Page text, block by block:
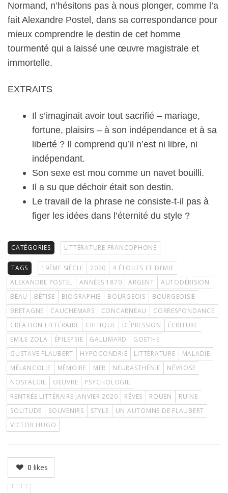
Normand, n’hésitons pas à nous plonger, comme l’a
fait Alexandre Postel, dans sa correspondance pour
mieux comprendre le destin de cet homme
tourmenté qui a laissé une œuvre magistrale et
immortelle.
EXTRAITS
Il s’imaginait avoir tout sacrifié – mariage,
fortune, plaisirs – à son indépendance et à sa
liberté ? Il comprend qu’il n’est ni libre, ni
indépendant.
Son sexe est mou comme un navet bouilli.
Il a su que déchoir était son destin.
Le travail de la phrase ne consiste-t-il pas à
figer les idées dans l’éternité du style ?
CATÉGORIES LITTÉRATURE FRANCOPHONE
TAGS 19ÈME SIÈCLE 2020
4 ÉTOILES ET DEMIE
ALEXANDRE POSTEL
ANNÉES 1870 ARGENT
AUTODÉRISION
BEAU
BÊTISE BIOGRAPHIE BOURGEOIS
BOURGEOISIE
BRETAGNE
CAUCHEMARS CONCARNEAU
CORRESPONDANCE
CRÉATION LITTÉRAIRE
CRITIQUE DÉPRESSION
ÉCRITURE
EMILE ZOLA
ÉPILEPSIE GALLIMARD
GOETHE
GUSTAVE FLAUBERT
HYPOCONDRIE LITTÉRATURE
MALADIE
MÉLANCOLIE
MÉMOIRE MER NEURASTHÉNIE
NÉVROSE
NOSTALGIE
OEUVRE
PSYCHOLOGIE
RENTRÉE LITTÉRAIRE JANVIER 2020
RÊVES ROUEN
RUINE
SOLITUDE
SOUVENIRS STYLE
UN AUTOMNE DE FLAUBERT
VICTOR HUGO
0 likes